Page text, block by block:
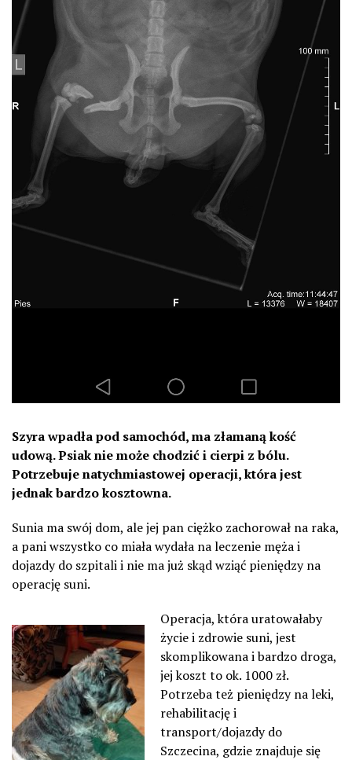
Szyra wpadła pod samochód, ma złamaną kość
udową. Psiak nie może chodzić i cierpi z bólu.
Potrzebuje natychmiastowej operacji, która jest
jednak bardzo kosztowna.
Sunia ma swój dom, ale jej pan ciężko zachorował na raka,
a pani wszystko co miała wydała na leczenie męża i
dojazdy do szpitali i nie ma już skąd wziąć pieniędzy na
operację suni.
Operacja, która uratowałaby
życie i zdrowie suni, jest
skomplikowana i bardzo droga,
jej koszt to ok. 1000 zł.
Potrzeba też pieniędzy na leki,
rehabilitację i
transport/dojazdy do
Szczecina, gdzie znajduje się